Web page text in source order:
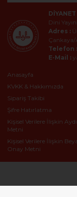
Dini
Adres :
Çankaya/
Telefon :
E-Mail :
Anasayfa
KVKK & Hakkımızda
Sipariş Takibi
Şifre Hatırlatma
Kişisel Verilere İlişkin
Metni
Kişisel Verilere İlişkin
Onay Metni